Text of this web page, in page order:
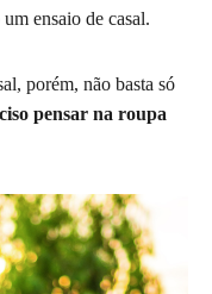
ensaio de casal.
porém, não basta só
pensar na roupa